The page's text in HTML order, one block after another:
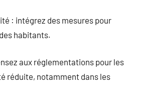
: intégrez des mesures pour
habitants.
aux réglementations pour les
réduite, notamment dans les